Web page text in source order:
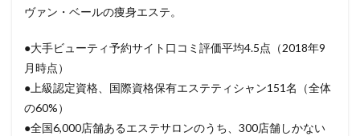
ヴァン・ベールの痩身エステ。
●大手ビューティ予約サイト口コミ評価平均4.5点（2018年9
月時点）
●上級認定資格、国際資格保有エステティシャン151名（全体
の60%）
●全国6,000店舗あるエステサロンのうち、300店舗しかない